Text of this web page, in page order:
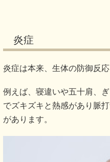
炎症
炎症は本来、生体の防御反応
例えば、寝違いや五十肩、
でズキズキと熱感があり脈
があります。